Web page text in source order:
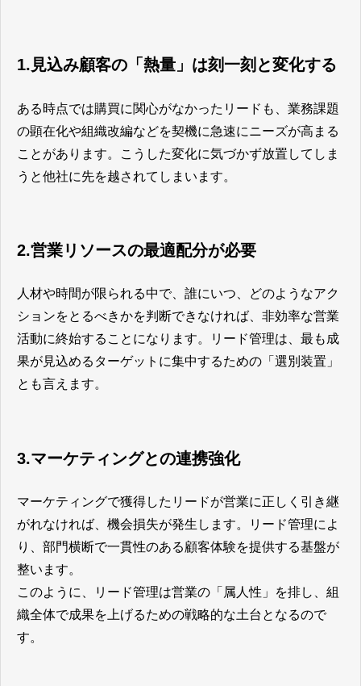
1.見込み顧客の「熱量」は刻一刻と変化する
ある時点では購買に関心がなかったリードも、業務課題
の顕在化や組織改編などを契機に急速にニーズが高まる
ことがあります。こうした変化に気づかず放置してしま
うと他社に先を越されてしまいます。
2.営業リソースの最適配分が必要
人材や時間が限られる中で、誰にいつ、どのようなアク
ションをとるべきかを判断できなければ、非効率な営業
活動に終始することになります。リード管理は、最も成
果が見込めるターゲットに集中するための「選別装置」
とも言えます。
3.マーケティングとの連携強化
マーケティングで獲得したリードが営業に正しく引き継
がれなければ、機会損失が発生します。リード管理によ
り、部門横断で一貫性のある顧客体験を提供する基盤が
整います。
このように、リード管理は営業の「属人性」を排し、組
織全体で成果を上げるための戦略的な土台となるので
す。